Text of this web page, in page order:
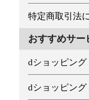
特定商取引法
おすすめサー
dショッピン
dショッピン